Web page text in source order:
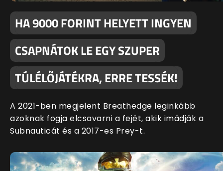
HA 9000 FORINT HELYETT INGYEN
CSAPNÁTOK LE EGY SZUPER
TÚLÉLŐJÁTÉKRA, ERRE TESSÉK!
A 2021-ben megjelent Breathedge leginkább
azoknak fogja elcsavarni a fejét, akik imádják a
Subnauticát és a 2017-es Prey-t.